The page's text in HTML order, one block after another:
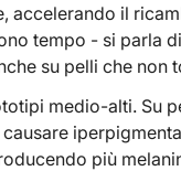
accelerando il
tempo - si parla
su pelli che non
medio-alti. Su
più